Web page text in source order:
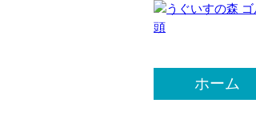
うぐい
栃木県那
ホーム